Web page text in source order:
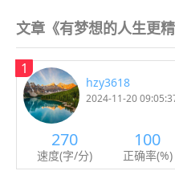
文章《有梦想的人生更
1
hzy3618
2024-11-20
270
速度(字/分)
100
正确率(%)